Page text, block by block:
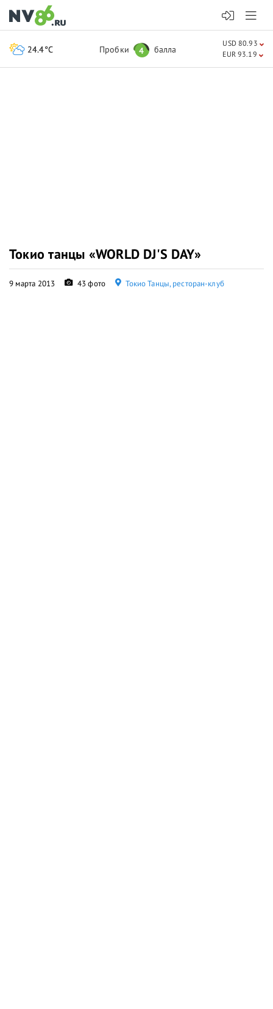
Токио танцы «WORLD DJ'S DAY»
9 марта 2013 43 фото Токио Танцы, ресторан-клуб
24.4°C Пробки 4 балла
USD 80.93
EUR 93.19